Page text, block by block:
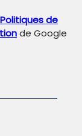
Politiques de
de Google